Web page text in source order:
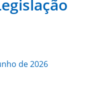
de 2026